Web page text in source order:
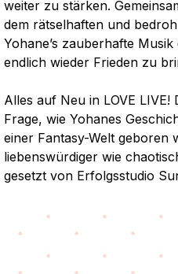
weiter zu stärken.
dem rätselhaften und
Yohane’s zauberhafte
endlich wieder Frieden zu
Alles auf Neu in LOVE
Frage, wie Yohanes
einer Fantasy-Welt geboren
liebenswürdiger wie
gesetzt von Erfolgsstudio